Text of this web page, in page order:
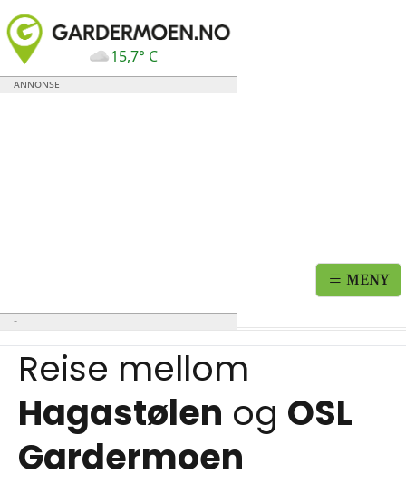
15,7° C
MENY
Reise mellom
Hagastølen og OSL
Gardermoen